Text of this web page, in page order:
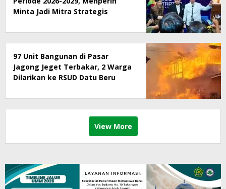
Minta Jadi Mitra Strategis
Digital
97 Unit Bangunan di Pasar
Jagong Jeget Terbakar, 2 Warga
Dilarikan ke RSUD Datu Beru
View More